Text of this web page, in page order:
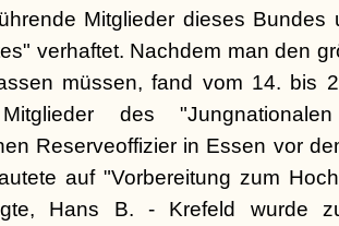
Mitglieder dieses Bundes
verhaftet. Nachdem man den
müssen, fand vom 14. bis
des
Reserveoffizier in Essen vor
auf "Vorbereitung zum
Hans B. - Krefeld wurde